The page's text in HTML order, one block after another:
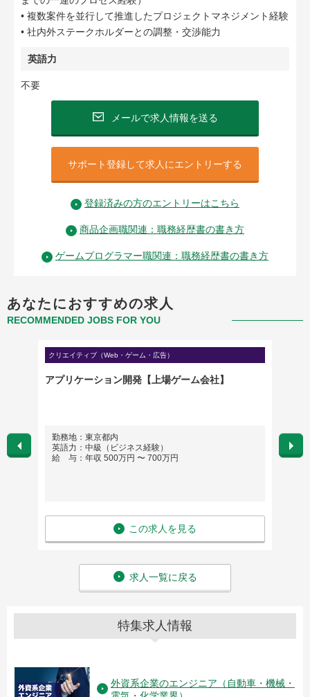
• 複数案件を並行して推進したプロジェクトマネジメント経験
• 社内外ステークホルダーとの調整・交渉能力
英語力
不要
メールで求人情報を送る
サポート登録して求人にエントリーする
登録済みの方のエントリーはこちら
商品企画職関連：職務経歴書の書き方
ゲームプログラマー職関連：職務経歴書の書き方
あなたにおすすめの求人
RECOMMENDED JOBS FOR YOU
クリエイティブ（Web・ゲーム・広告）
アプリケーション開発【上場ゲーム会社】
勤務地：東京都内
英語力：中級（ビジネス経験）
給 与：年収 500万円 〜 700万円
この求人を見る
勤務
英語
給 与
求人一覧に戻る
特集求人情報
外資系企業のエンジニア（自動車・機械・